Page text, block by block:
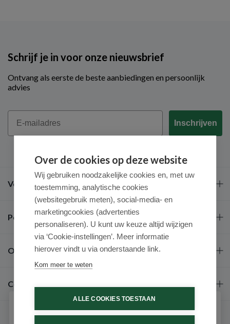
Schrijf je in voor onze nieuwsbrief
Ontvang als eerste de beste aanbiedingen en persoonlijk
advies
Email
Inschrijven
Veel gestelde vragen
Populaire merken
Over ons
Contact
Over de cookies op deze website
Wij gebruiken noodzakelijke cookies en, met uw
toestemming, analytische cookies
(websitegebruik meten), social-media- en
marketingcookies (advertenties
personaliseren). U kunt uw keuze altijd wijzigen
via ‘Cookie-instellingen’. Meer informatie
hierover vindt u via onderstaande link.
Kom meer te weten
ALLE COOKIES TOESTAAN
Schrijf je in voor onze nieuwsbrief